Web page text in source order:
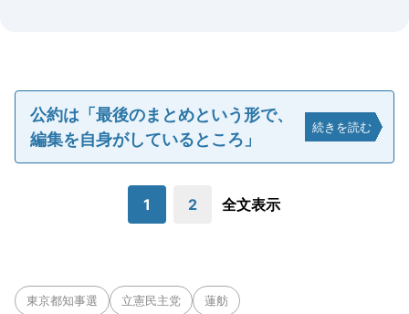
公約は「最後のまとめという形で、
編集を自身がしているところ」
続きを読む
1 2 全文表示
東京都知事選 立憲民主党 蓮舫